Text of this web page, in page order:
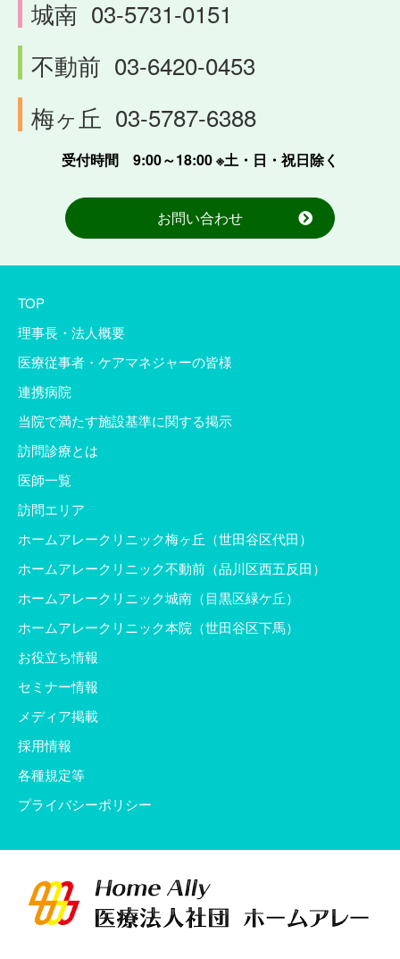
城南 03-5731-0151
不動前 03-6420-0453
梅ヶ丘 03-5787-6388
受付時間 9:00～18:00 ※土・日・祝日除く
お問い合わせ
TOP
理事長・法人概要
医療従事者・ケアマネジャーの皆様
連携病院
当院で満たす施設基準に関する掲示
訪問診療とは
医師一覧
訪問エリア
ホームアレークリニック梅ヶ丘（世田谷区代田）
ホームアレークリニック不動前（品川区西五反田）
ホームアレークリニック城南（目黒区緑ケ丘）
ホームアレークリニック本院（世田谷区下馬）
お役立ち情報
セミナー情報
メディア掲載
採用情報
各種規定等
プライバシーポリシー